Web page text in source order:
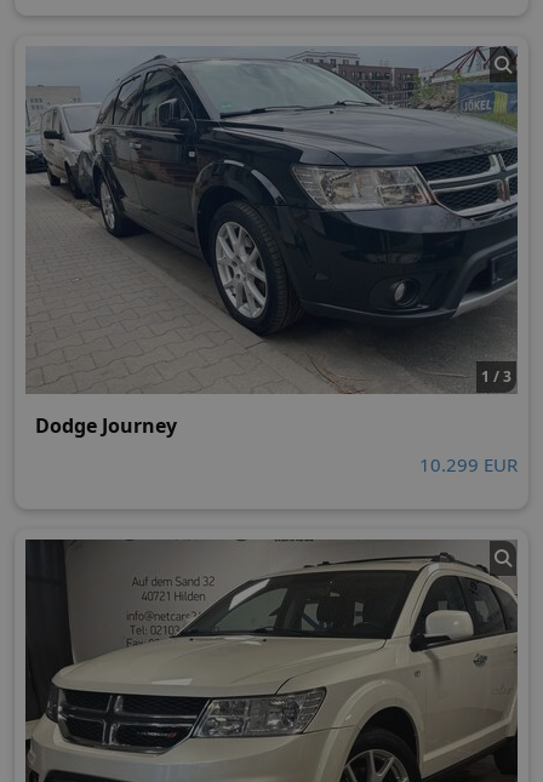
1 / 3
Dodge Journey
10.299 EUR